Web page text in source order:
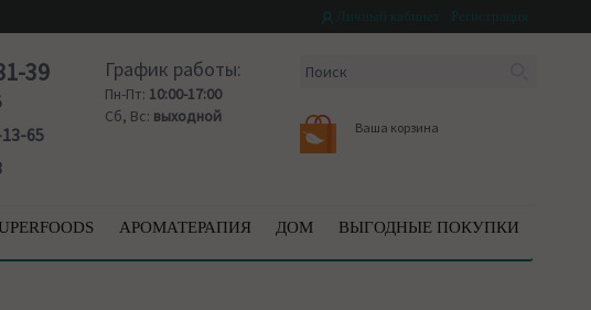
39
65
График работы:
Пн-Пт: 10:00-17:00
Сб, Вс: выходной
Ваша корзина
АРОМАТЕРАПИЯ ДОМ ВЫГОДНЫЕ ПОКУПКИ